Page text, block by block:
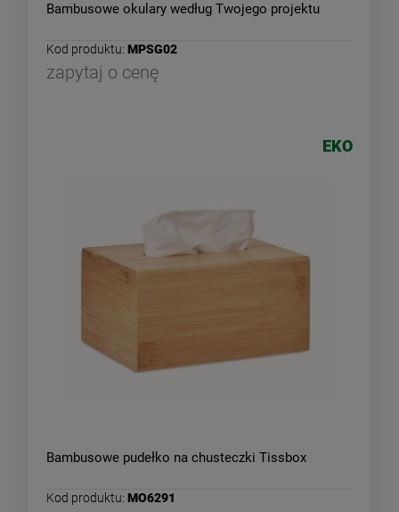
Bambusowe okulary według Twojego projektu
Kod produktu: MPSG02
zapytaj o cenę
Bambusowe pudełko na chusteczki Tissbox
Kod produktu: MO6291
EKO